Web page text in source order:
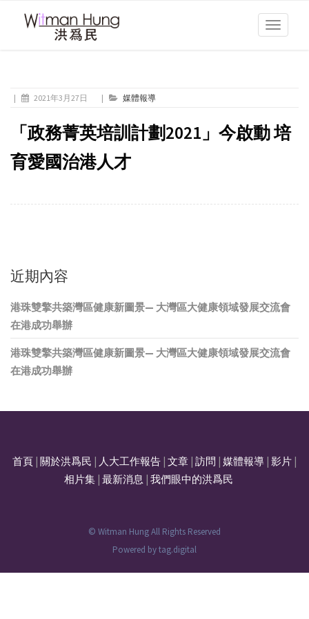
Toggle
| 2021年3月27日 | 媒體報導
「政務菁英培訓計劃2021」今啟動 培
育愛國治港人才
近期內容
港珠雙擎共築灣區健康新圖景— 大灣區大健康領域發展交流會
在港成功舉辦
港珠雙擎共築灣區健康新圖景— 大灣區大健康領域發展交流會
在港成功舉辦
首頁 關於洪爲民 人大工作報告 文章 訪問 媒體報導 影片
相片集| 最新消息 我們眼中的洪爲民
© Witman Hung All Rights Reserved
Powered bytag.digital